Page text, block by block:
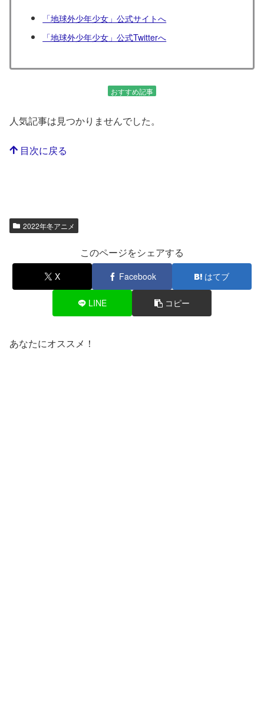
「地球外少年少女」公式サイトへ
「地球外少年少女」公式Twitterへ
おすすめ記事
人気記事は見つかりませんでした。
目次に戻る
2022年冬アニメ
このページをシェアする
X Facebook はてブ
LINE コピー
あなたにオススメ！